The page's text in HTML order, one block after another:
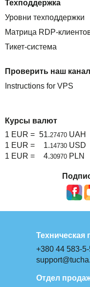
Техподдержка
Уровни техподдержки
Матрица RDP-
Тикет-система
Проверить наш канал
Instructions for VPS
Курсы валют
1 EUR = 51.27470 UAH
1 EUR =
1.14730 USD
1 EUR =
4.30970 PLN
Техническая
+380 44 583-
Отдел